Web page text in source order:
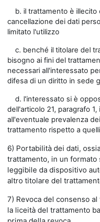
b. il trattamento è illecito
cancellazione dei dati
limitato l'utilizzo
c. benché il titolare del
bisogno ai fini del
necessari all'interessato
difesa di un diritto in sede
d. l'interessato si è
dell'articolo 21, paragrafo
all'eventuale prevalenza
trattamento rispetto a
6) Portabilità dei dati,
trattamento, in un
leggibile da dispositivo
altro titolare del
7) Revoca del consenso
la liceità del trattamento